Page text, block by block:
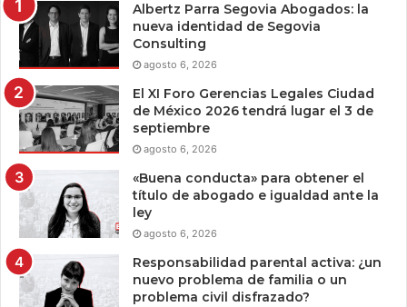
Albertz Parra Segovia Abogados: la
nueva identidad de Segovia
Consulting
agosto 6, 2026
El XI Foro Gerencias Legales Ciudad
de México 2026 tendrá lugar el 3 de
septiembre
agosto 6, 2026
«Buena conducta» para obtener el
título de abogado e igualdad ante la
ley
agosto 6, 2026
Responsabilidad parental activa: ¿un
nuevo problema de familia o un
problema civil disfrazado?